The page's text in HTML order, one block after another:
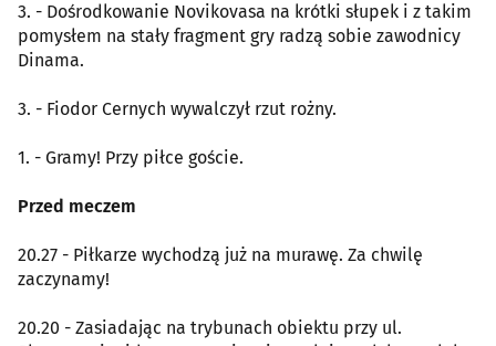
3. - Dośrodkowanie Novikovasa na krótki słupek i z takim
pomysłem na stały fragment gry radzą sobie zawodnicy
Dinama.
3. - Fiodor Cernych wywalczył rzut rożny.
1. - Gramy! Przy piłce goście.
Przed meczem
20.27 - Piłkarze wychodzą już na murawę. Za chwilę
zaczynamy!
20.20 - Zasiadając na trybunach obiektu przy ul.